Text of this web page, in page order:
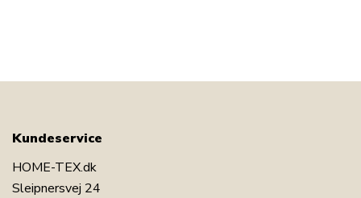
Kundeservice
HOME-TEX.dk
Sleipnersvej 24